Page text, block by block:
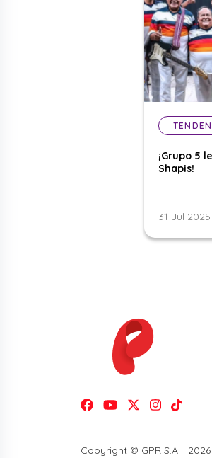
¡Grupo 5
Shapis!
31 Jul 2025
Copyright © GPR S.A. |